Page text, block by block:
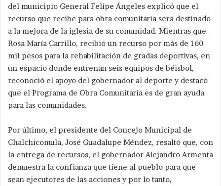
del municipio General Felipe Ángeles explicó que el
recurso que recibe para obra comunitaria será destinado
a la mejora de la iglesia de su comunidad. Mientras que
Rosa María Carrillo, recibió un recurso por más de 160
mil pesos para la rehabilitación de gradas deportivas, en
un espacio donde entrenan seis equipos de béisbol,
reconoció el apoyo del gobernador al deporte y destacó
que el Programa de Obra Comunitaria es de gran ayuda
para las comunidades.
Por último, el presidente del Concejo Municipal de
Chalchicomula, José Guadalupe Méndez, resaltó que, con
la entrega de recursos, el gobernador Alejandro Armenta
demuestra la confianza que tiene al pueblo para que
sean ejecutores de las acciones y por lo tanto,